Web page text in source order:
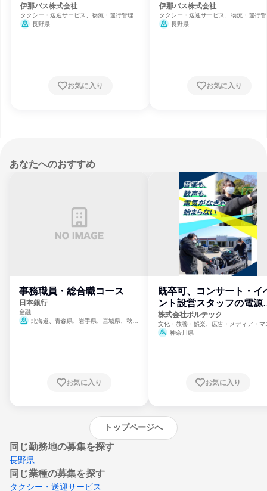
伊那バス株式会社
タクシー・送迎サービス、物流・運行管理、
運輸・交通・物流
長野県
お気に入り
伊那バス株式会社
タクシー・送迎サービス、物流・運行
運輸・交通・物流
長野県
お気に入り
あなたへのおすすめ
事務職員・総合職コース
日本銀行
金融
北海道、青森県、岩手県、宮城県、秋田
崎県、熊本県、大分県、宮崎県、鹿児島県、
お気に入り
既卒可、コンサート・イ
ント設営スタッフの電源
門
株式会社ボルテック
文化・教養・娯楽、広告・メディア・マ
ミ、電力・ガス・水道・エネルギー
神奈川県
お気に入り
トップページへ
同じ勤務地の募集を探す
長野県
同じ業種の募集を探す
タクシー・送迎サービス